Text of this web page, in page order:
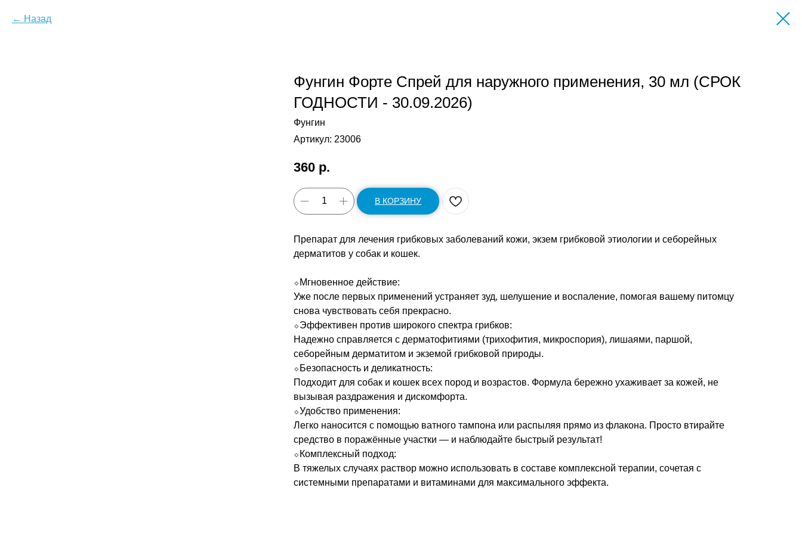
Назад
Фунгин Форте Спрей для наружного применения, 30 мл (СРОК
ГОДНОСТИ - 30.09.2026)
Фунгин
Артикул: 23006
360 р.
В КОРЗИНУ
Препарат для лечения грибковых заболеваний кожи, экзем грибковой этиологии и себорейных
дерматитов у собак и кошек.
⬦Мгновенное действие:
Уже после первых применений устраняет зуд, шелушение и воспаление, помогая вашему питомцу
снова чувствовать себя прекрасно.
⬦Эффективен против широкого спектра грибков:
Надежно справляется с дерматофитиями (трихофития, микроспория), лишаями, паршой,
себорейным дерматитом и экземой грибковой природы.
⬦Безопасность и деликатность:
Подходит для собак и кошек всех пород и возрастов. Формула бережно ухаживает за кожей, не
вызывая раздражения и дискомфорта.
⬦Удобство применения:
Легко наносится с помощью ватного тампона или распыляя прямо из флакона. Просто втирайте
средство в поражённые участки — и наблюдайте быстрый результат!
⬦Комплексный подход:
В тяжелых случаях раствор можно использовать в составе комплексной терапии, сочетая с
системными препаратами и витаминами для максимального эффекта.